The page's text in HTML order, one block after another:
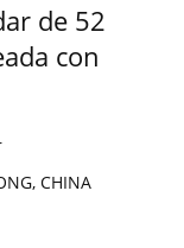
de 52
con
CHINA